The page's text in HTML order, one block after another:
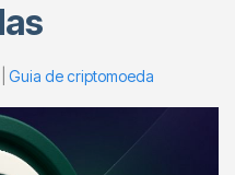
Guia de criptomoeda